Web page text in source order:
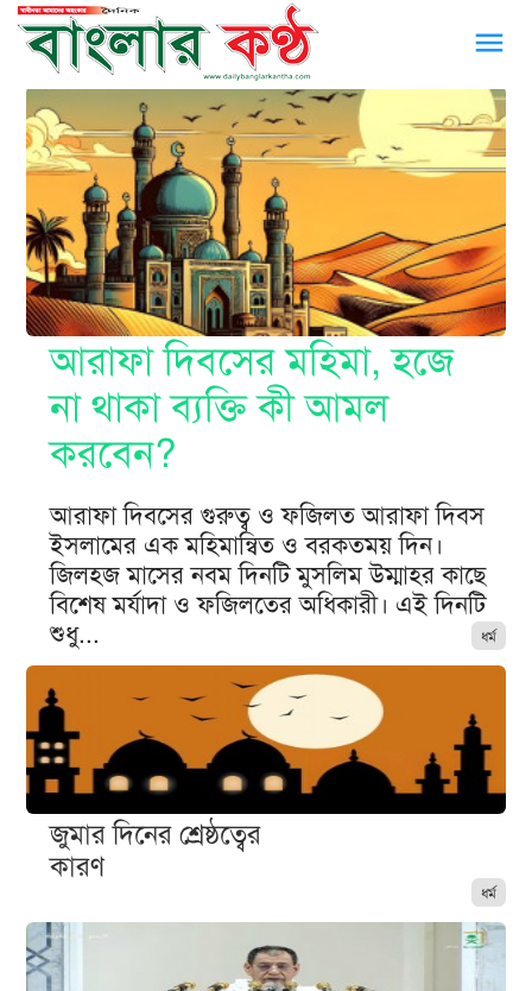
menu
ধর্ম
আরাফা দিবসের মহিমা, হজে
না থাকা ব্যক্তি কী আমল
করবেন?
আরাফা দিবসের গুরুত্ব ও ফজিলত আরাফা দিবস
ইসলামের এক মহিমান্বিত ও বরকতময় দিন।
জিলহজ মাসের নবম দিনটি মুসলিম উম্মাহর কাছে
বিশেষ মর্যাদা ও ফজিলতের অধিকারী। এই দিনটি
শুধু...
ধর্ম
জুমার দিনের শ্রেষ্ঠত্বের
কারণ